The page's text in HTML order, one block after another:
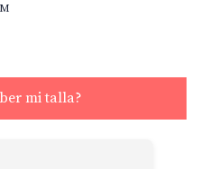
mi talla?